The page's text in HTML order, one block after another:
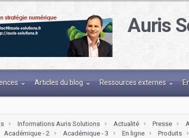
Auris
Articles du blog Ressources externes
Informations Auris Solutions Actualité Presse
Académique - 2 Académique - 3 En ligne Produits